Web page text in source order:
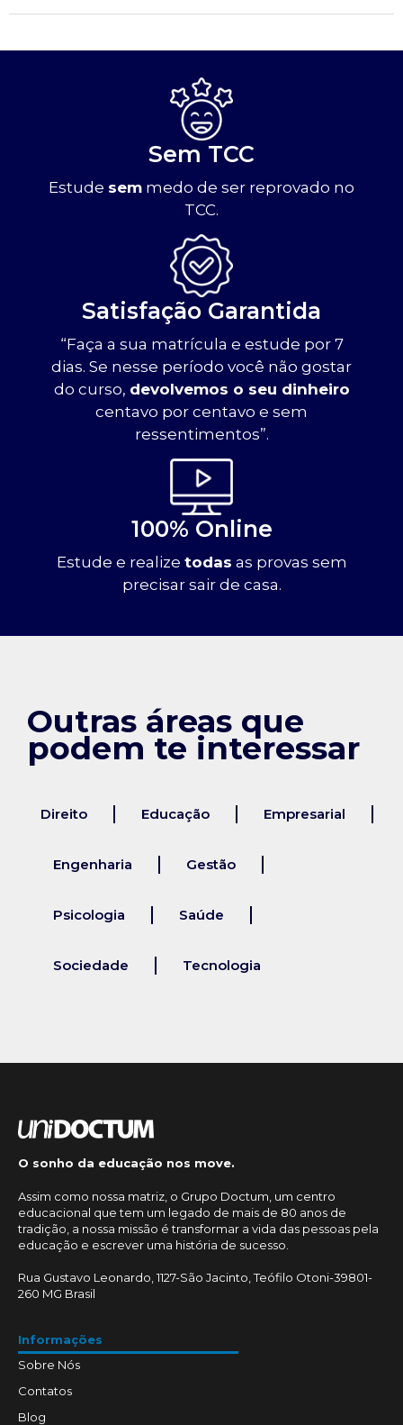
Sem TCC
Estude sem medo de ser reprovado no
TCC.
Satisfação Garantida
“Faça a sua matrícula e estude por 7
dias. Se nesse período você não gostar
do curso, devolvemos o seu dinheiro
centavo por centavo e sem
ressentimentos”.
100% Online
Estude e realize todas as provas sem
precisar sair de casa.
Outras áreas que
podem te interessar
Direito Educação Empresarial
Engenharia Gestão
Psicologia Saúde
Sociedade Tecnologia
O sonho da educação nos move.
Assim como nossa matriz, o Grupo Doctum, um centro
educacional que tem um legado de mais de 80 anos de
tradição, a nossa missão é transformar a vida das pessoas pela
educação e escrever uma história de sucesso.
Rua Gustavo Leonardo, 1127-São Jacinto, Teófilo Otoni-39801-
260 MG Brasil
Informações
Sobre Nós
Contatos
Blog